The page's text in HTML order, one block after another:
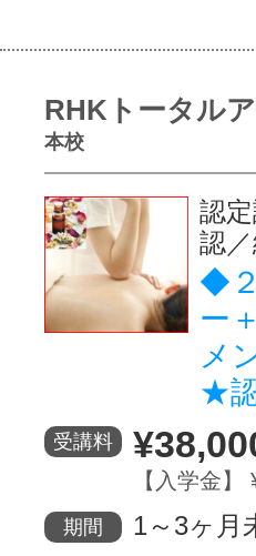
RHKトータル
本校
認
認
◆
ー
メ
★
受講料
【入学金
期間 1～3ヶ月